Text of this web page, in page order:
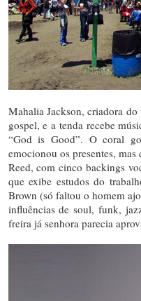
Mahalia Jackson, criadora
gospel, e a tenda recebe
“God is Good”. O coral
emocionou os presentes,
Reed, com cinco backings
que exibe estudos do
Brown (só faltou o homem
influências de soul, funk,
freira já senhora parecia